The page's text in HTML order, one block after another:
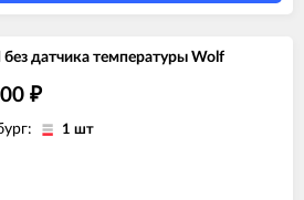
датчика температуры Wolf
₽
1 шт